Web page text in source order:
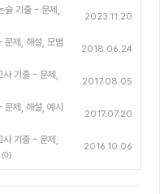
기출 - 문제,
2023.11.20
제, 해설, 모범
2018.06.24
기출 - 문제,
2017.08.05
제, 해설, 예시
2017.07.20
기출 - 문제,
(0)
2016.10.06